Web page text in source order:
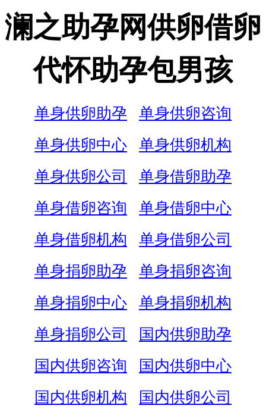
澜之助孕网供卵借卵
代怀助孕包男孩
单身供卵助孕
单身供卵咨询
单身供卵中心
单身供卵机构
单身供卵公司
单身借卵助孕
单身借卵咨询
单身借卵中心
单身借卵机构
单身借卵公司
单身捐卵助孕
单身捐卵咨询
单身捐卵中心
单身捐卵机构
单身捐卵公司
国内供卵助孕
国内供卵咨询
国内供卵中心
国内供卵机构
国内供卵公司